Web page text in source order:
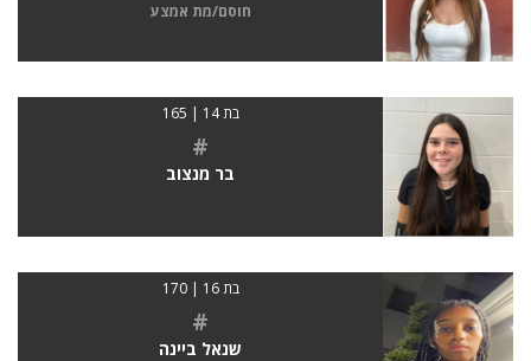
חוסם/מת אמצע
בת 14 | 165
#
בר מנצוב
בת 16 | 170
#
שנאל ביינה